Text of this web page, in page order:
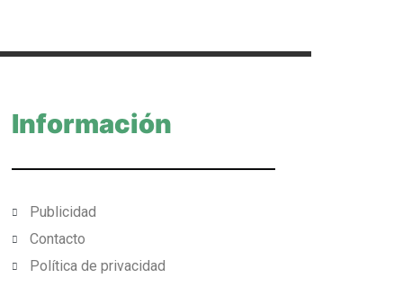
Información
Publicidad
Contacto
Política de privacidad